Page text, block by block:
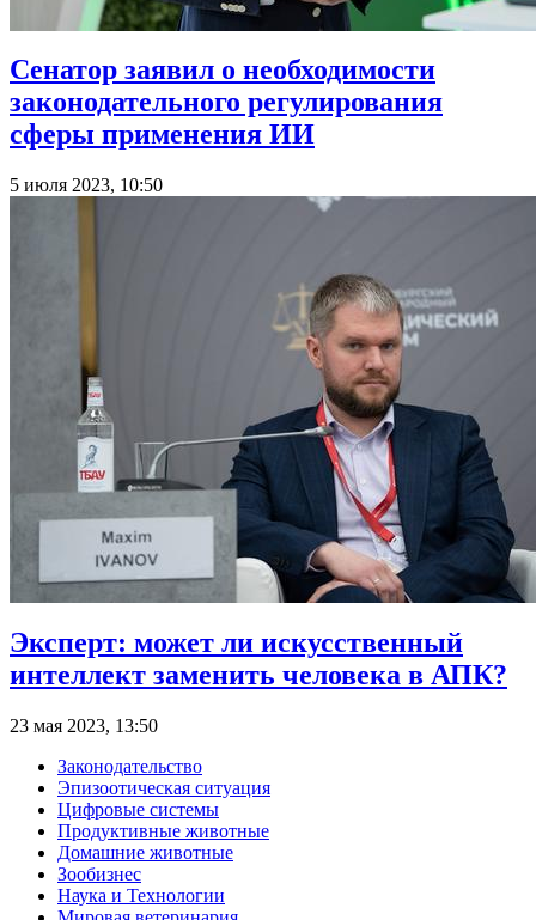
Сенатор заявил о необходимости
законодательного регулирования
сферы применения ИИ
5 июля 2023, 10:50
Эксперт: может ли искусственный
интеллект заменить человека в АПК?
23 мая 2023, 13:50
Законодательство
Эпизоотическая ситуация
Цифровые системы
Продуктивные животные
Домашние животные
Зообизнес
Наука и Технологии